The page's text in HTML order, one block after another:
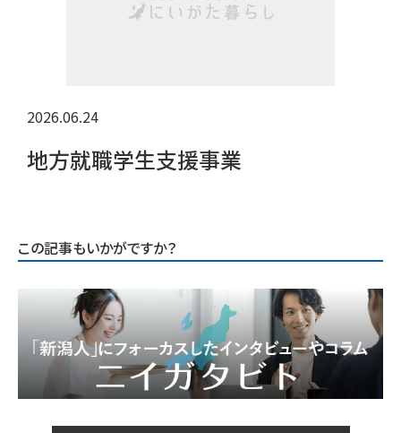
2026.06.24
地方就職学生支援事業
この記事もいかがですか？